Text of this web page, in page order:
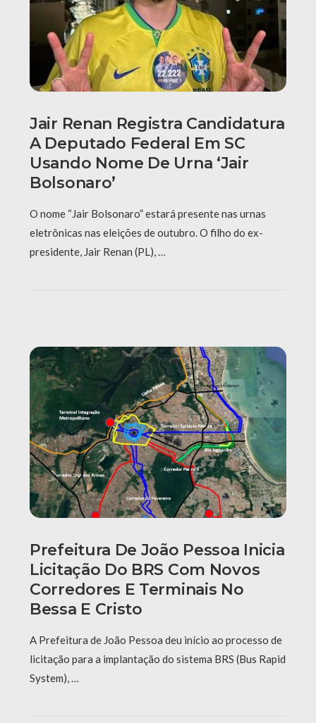
Jair Renan Registra Candidatura
A Deputado Federal Em SC
Usando Nome De Urna ‘Jair
Bolsonaro’
O nome “Jair Bolsonaro” estará presente nas urnas
eletrônicas nas eleições de outubro. O filho do ex-
presidente, Jair Renan (PL), …
Prefeitura De João Pessoa Inicia
Licitação Do BRS Com Novos
Corredores E Terminais No
Bessa E Cristo
A Prefeitura de João Pessoa deu início ao processo de
licitação para a implantação do sistema BRS (Bus Rapid
System), …